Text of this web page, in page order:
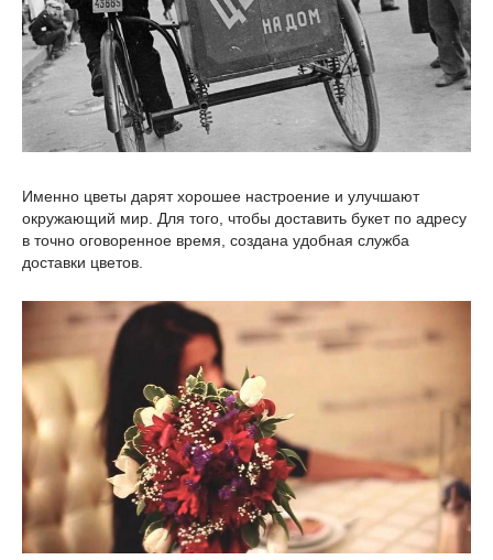
Именно цветы дарят хорошее настроение и улучшают
окружающий мир. Для того, чтобы доставить букет по адресу
в точно оговоренное время, создана удобная служба
доставки цветов.